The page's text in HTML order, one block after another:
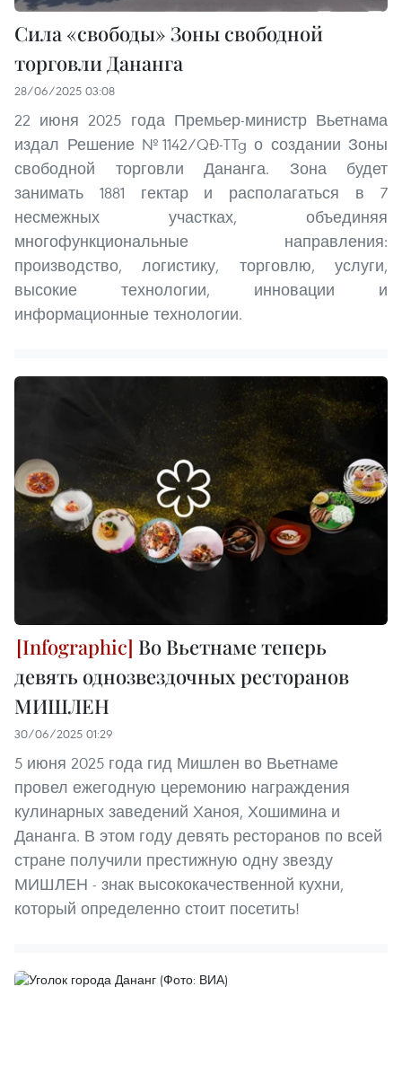
Сила «свободы» Зоны свободной
торговли Дананга
28/06/2025 03:08
22 июня 2025 года Премьер-министр Вьетнама
издал Решение №1142/QĐ-TTg о создании Зоны
свободной торговли Дананга. Зона будет
занимать 1881 гектар и располагаться в 7
несмежных участках, объединяя
многофункциональные направления:
производство, логистику, торговлю, услуги,
высокие технологии, инновации и
информационные технологии.
Во Вьетнаме теперь
девять однозвездочных ресторанов
МИШЛЕН
30/06/2025 01:29
5 июня 2025 года гид Мишлен во Вьетнаме
провел ежегодную церемонию награждения
кулинарных заведений Ханоя, Хошимина и
Дананга. В этом году девять ресторанов по всей
стране получили престижную одну звезду
МИШЛЕН - знак высококачественной кухни,
который определенно стоит посетить!